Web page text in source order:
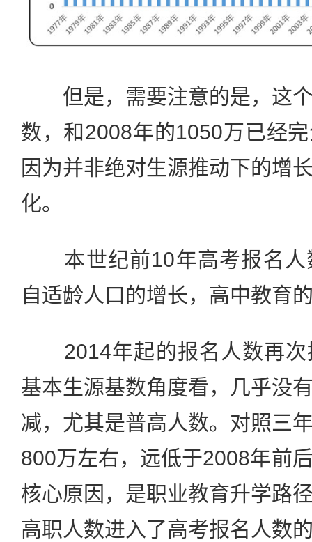
但是，需要注意的是，这个
数，和2008年的1050万已经
因为并非绝对生源推动下的增
化。
本世纪前10年高考报名人
自适龄人口的增长，高中教育
2014年起的报名人数再次
基本生源基数角度看，几乎没
减，尤其是普高人数。对照三
800万左右，远低于2008年前
核心原因，是职业教育升学路
高职人数进入了高考报名人数